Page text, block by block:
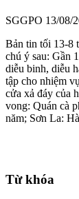
SGGPO 13/08/
Bản tin tối 13-8
chú ý sau: Gần
diễu binh, diễu
tập cho nhiệm
cửa xả đáy của
vong: Quán cà
năm; Sơn La:
Từ khóa